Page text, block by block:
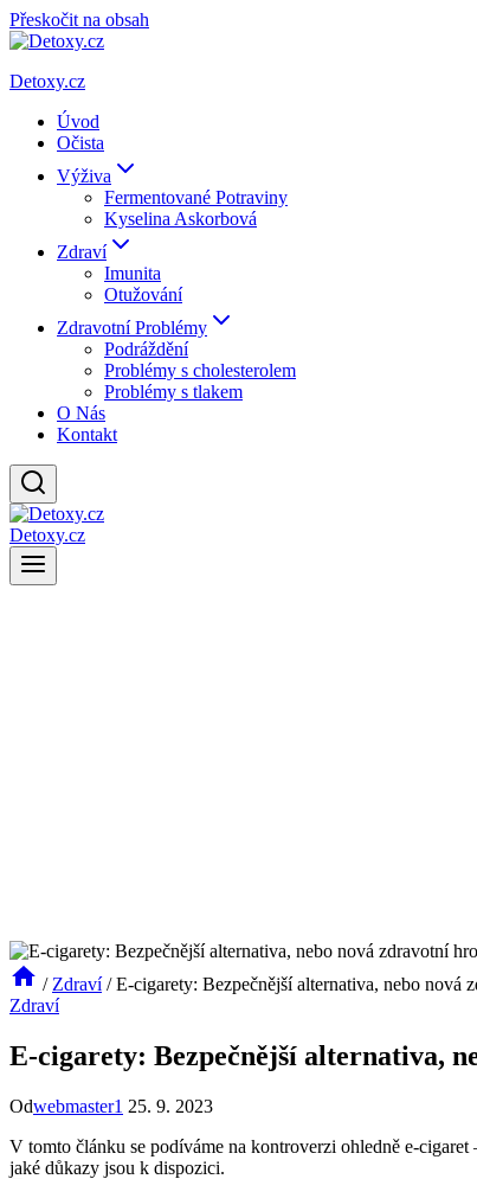
Přeskočit na obsah
Detoxy.cz
Úvod
Očista
Výživa
Fermentované Potraviny
Kyselina Askorbová
Zdraví
Imunita
Otužování
Zdravotní Problémy
Podráždění
Problémy s cholesterolem
Problémy s tlakem
O Nás
Kontakt
Detoxy.cz
/ Zdraví / E-cigarety: Bezpečnější alternativa, nebo nová
Zdraví
E-cigarety: Bezpečnější alternativa,
Odwebmaster1 25. 9. 2023
V tomto článku se podíváme na kontroverzi ohledně e-
jaké důkazy jsou k dispozici.